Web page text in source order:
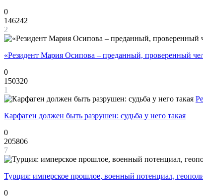
0
146242
2
«Резидент Мария Осипова – преданный, проверенный
0
150320
1
Карфаген должен быть разрушен: судьба у него такая
0
205806
7
Турция: имперское прошлое, военный потенциал,
0